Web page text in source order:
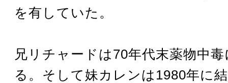
を有していた。
兄リチャードは70年代末薬物中
る。そして妹カレンは1980年に